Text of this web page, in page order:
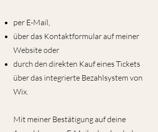
per E-Mail,
über das Kontaktformular auf meiner
Website oder
durch den direkten Kauf eines Tickets
über das integrierte Bezahlsystem von
Wix.
Mit meiner Bestätigung auf deine